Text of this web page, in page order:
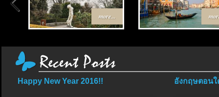
more...
Happy New Year 2016!! อังกฤษตอนใ